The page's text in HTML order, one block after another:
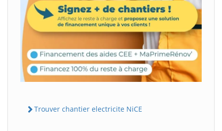
Trouver chantier electricite NiCE